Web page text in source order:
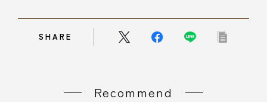
SHARE
Recommend